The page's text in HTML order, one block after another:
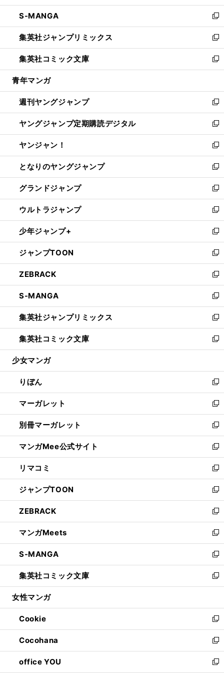
開
く
ウ
で
開
く
ン
ド
ウ
で
開
く
ウ
ィ
ン
ド
ウ
で
開
し
い
ウ
ィ
ン
ド
ウ
開
く
S-MANGA
新
し
い
ウ
ィ
ン
ウ
で
開
く
集英社ジャンプリミックス
新
し
い
ウ
ン
ド
ウ
で
開
く
集英社コミック文庫
新
し
ウ
ィ
ン
ド
ウ
で
開
く
青年マンガ
週刊ヤングジャンプ
新
し
い
ウ
ィ
ン
ド
ウ
で
開
く
ヤングジャンプ定期購読デジタル
新
し
い
ウ
ィ
ン
ド
ウ
で
開
く
ヤンジャン！
新
し
い
ウ
ィ
ン
ド
ウ
で
開
く
となりのヤングジャンプ
新
し
い
ウ
ィ
ン
ド
ウ
で
開
く
グランドジャンプ
新
し
い
ウ
ィ
ン
ド
ウ
で
開
く
ウルトラジャンプ
新
し
い
ウ
ィ
ン
ド
ウ
で
開
く
少年ジャンプ+
新
し
い
ウ
ィ
ン
ド
ウ
で
開
く
ジャンプTOON
新
し
い
ウ
ィ
ン
ド
ウ
で
開
ZEBRACK
新
し
い
ウ
ィ
ン
ド
ウ
開
く
S-MANGA
新
し
い
ウ
ィ
ン
ウ
で
開
く
集英社ジャンプリミックス
新
し
い
ウ
ン
ド
ウ
で
開
く
集英社コミック文庫
新
し
ウ
ィ
ン
ド
ウ
で
開
く
少女マンガ
りぼん
新
し
い
ウ
ィ
ン
ド
ウ
で
開
く
マーガレット
新
し
い
ウ
ィ
ン
ド
ウ
で
開
く
別冊マーガレット
新
し
い
ウ
ィ
ン
ド
ウ
で
開
く
マンガMee公式サイト
新
し
い
ウ
ィ
ン
ド
ウ
で
開
く
リマコミ
新
し
い
ウ
ィ
ン
ド
ウ
で
開
く
ジャンプTOON
新
し
い
ウ
ィ
ン
ド
ウ
で
開
ZEBRACK
新
し
い
ウ
ィ
ン
ド
ウ
開
く
マンガMeets
新
し
い
ウ
ィ
ン
ウ
で
開
く
S-MANGA
新
し
い
ウ
ン
ド
ウ
で
開
く
集英社コミック文庫
新
し
ウ
ィ
ン
ド
ウ
で
女性マンガ
Cookie
新
し
い
ウ
ィ
Cocohana
新
し
い
office YOU
新